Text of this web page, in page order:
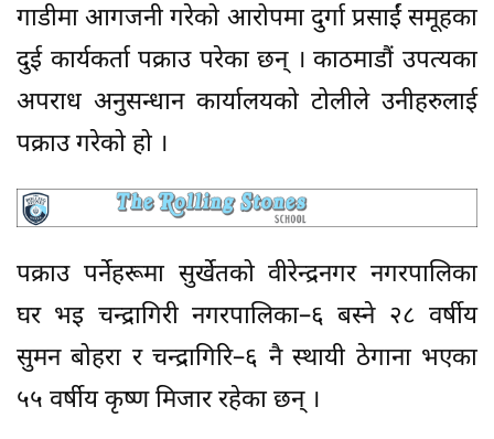
गाडीमा आगजनी गरेको आरोपमा दुर्गा प्रसाईं समूहका
दुई कार्यकर्ता पक्राउ परेका छन् । काठमाडौं उपत्यका
अपराध अनुसन्धान कार्यालयको टोलीले उनीहरुलाई
पक्राउ गरेको हो ।
पक्राउ पर्नेहरूमा सुर्खेतको वीरेन्द्रनगर नगरपालिका
घर भइ चन्द्रागिरी नगरपालिका–६ बस्ने २८ वर्षीय
सुमन बोहरा र चन्द्रागिरि–६ नै स्थायी ठेगाना भएका
५५ वर्षीय कृष्ण मिजार रहेका छन् ।